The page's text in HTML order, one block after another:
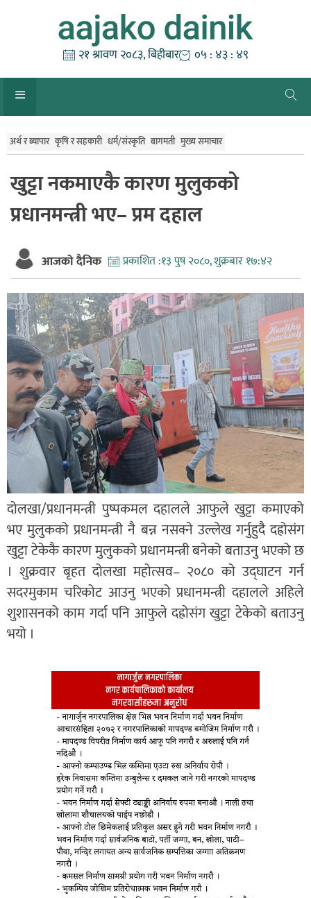
२१ श्रावण २०८३, बिहीबार ०५ : ४३ : ५०
अर्थ र ब्यापार कृषि र सहकारी धर्म/संस्कृति बागमती मुख्य समाचार
खुट्टा नकमाएकै कारण मुलुकको
प्रधानमन्त्री भए– प्रम दहाल
आजको दैनिक प्रकाशित :१३ पुष २०८०, शुक्रबार १७:४२
दोलखा/प्रधानमन्त्री पुष्पकमल दहालले आफुले खुट्टा कमाएको
भए मुलुकको प्रधानमन्त्री नै बन्न नसक्ने उल्लेख गर्नुहुदै दह्रोसंग
खुट्टा टेकेकै कारण मुलुकको प्रधानमन्त्री बनेको बताउनु भएको छ
। शुक्रवार बृहत दोलखा महोत्सव– २०८० को उद्घाटन गर्न
सदरमुकाम चरिकोट आउनु भएको प्रधानमन्त्री दहालले अहिले
शुशासनको काम गर्दा पनि आफुले दह्रोसंग खुट्टा टेकेको बताउनु
भयो ।